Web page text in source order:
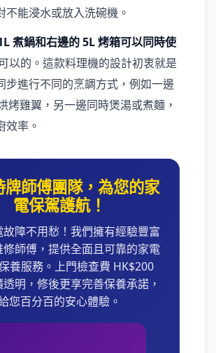
不能浸水或放入洗碗機。
煮鍋和右邊的 5L 烤箱可以同時使
以的。這款料理機的設計初衷就是
步進行不同的烹調方式，例如一邊
烤雞翼，另一邊同時煲湯或煮麵，
效率。
牌師傅團隊，為您的家
電保駕護航！
障不用愁！我們擁有經驗豐富
修師傅，提供全面且可靠的家電
養服務。上門檢查費 HK$200
明，修後更享完善保養承諾，
您百分百的安心體驗。